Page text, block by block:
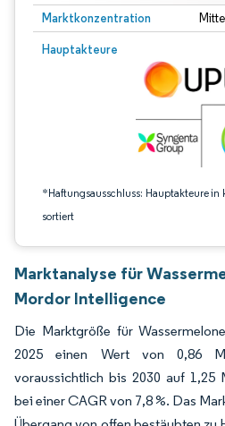
Marktkonzentration Mittel
Hauptakteure
*Haftungsausschluss: Hauptakteure
sortiert
Bild © Mordor Intelligence.
Marktanalyse für
Mordor Intelligence
Die Marktgröße für
2025 einen Wert von 0,86
voraussichtlich bis 2030 auf 1,25
bei einer CAGR von 7,8 %. Das